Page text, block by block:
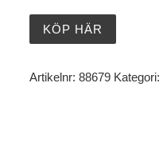
KÖP HÄR
Artikelnr: 88679 Kategori: